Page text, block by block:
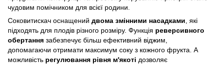
чудовим помічником для всієї родини.
Соковитискач оснащений двома змінними насадками , які
підходять для плодів різного розміру. Функція реверсивного
обертання забезпечує більш ефективний віджим,
допомагаючи отримати максимум соку з кожного фрукта. А
можливість регулювання рівня м'якоті дозволяє